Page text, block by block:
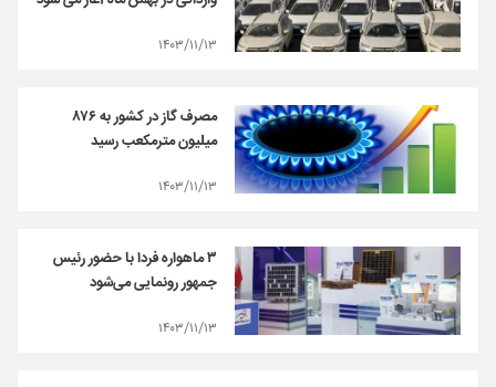
۱۴۰۳/۱۱/۱۳
مصرف گاز در کشور به ۸۷۶
میلیون مترمکعب رسید
۱۴۰۳/۱۱/۱۳
۳ ماهواره فردا با حضور رئیس
جمهور رونمایی می‌شود
۱۴۰۳/۱۱/۱۳